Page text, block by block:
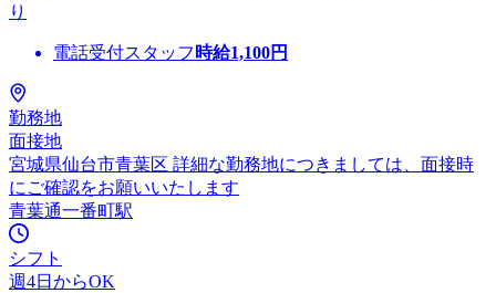
り
電話受付スタッフ 時給1,100円
勤務地
面接地
宮城県仙台市青葉区 詳細な勤務地につきましては、面接時
にご確認をお願いいたします
青葉通一番町駅
シフト
週4日からOK